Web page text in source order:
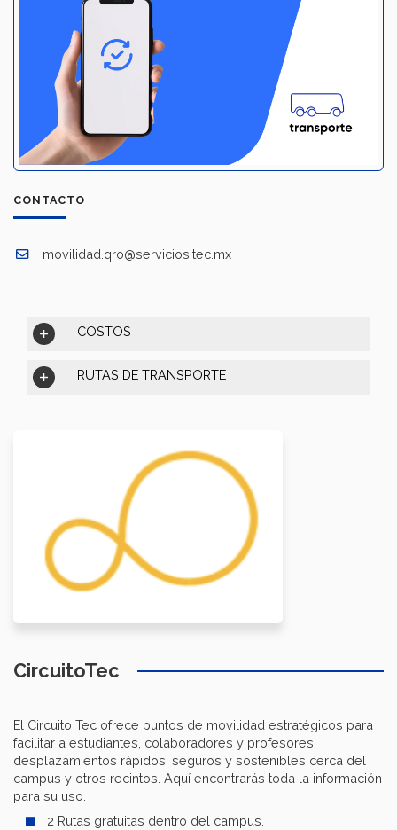
CONTACTO
movilidad.qro@servicios.tec.mx
COSTOS
RUTAS DE TRANSPORTE
CircuitoTec
El Circuito Tec ofrece puntos de movilidad estratégicos para
facilitar a estudiantes, colaboradores y profesores
desplazamientos rápidos, seguros y sostenibles cerca del
campus y otros recintos. Aquí encontrarás toda la información
para su uso.
2 Rutas gratuitas dentro del campus.